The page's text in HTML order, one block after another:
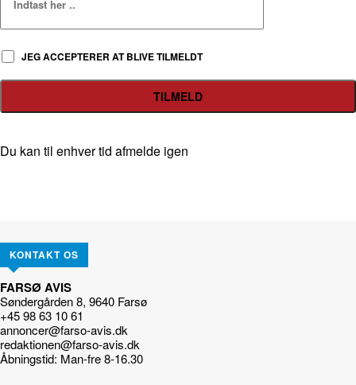
JEG ACCEPTERER AT BLIVE TILMELDT
Du kan til enhver tid afmelde igen
KONTAKT OS
FARSØ AVIS
Søndergården 8, 9640 Farsø
+45 98 63 10 61
annoncer@farso-avis.dk
redaktionen@farso-avis.dk
Åbningstid: Man-fre 8-16.30